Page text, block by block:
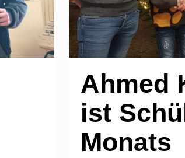
Ahmed
ist
Monats